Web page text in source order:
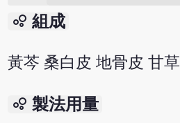
bubble_chart 組成
黃芩 桑白皮 地骨皮 甘草
bubble_chart 製法用量